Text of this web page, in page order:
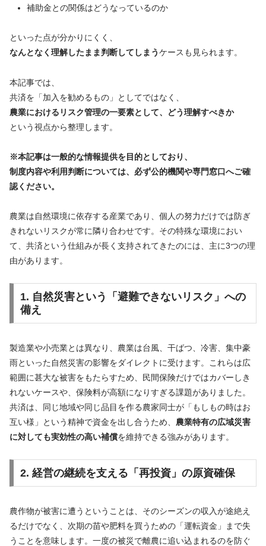
補助金との関係はどうなっているのか
といった点が分かりにくく、
なんとなく理解したまま判断してしまうケースも見られます。
本記事では、
共済を「加入を勧めるもの」としてではなく、
農業におけるリスク管理の一要素として、どう理解すべきか
という視点から整理します。
※本記事は一般的な情報提供を目的としており、
制度内容や利用判断については、必ず公的機関や専門窓口へご確
認ください。
農業は自然環境に依存する産業であり、個人の努力だけでは防ぎ
きれないリスクが常に隣り合わせです。その特殊な環境におい
て、共済という仕組みが長く支持されてきたのには、主に3つの理
由があります。
1. 自然災害という「避難できないリスク」への
備え
製造業や小売業とは異なり、農業は台風、干ばつ、冷害、集中豪
雨といった自然災害の影響をダイレクトに受けます。これらは広
範囲に甚大な被害をもたらすため、民間保険だけではカバーしき
れないケースや、保険料が高額になりすぎる課題がありました。
共済は、同じ地域や同じ品目を作る農家同士が「もしもの時はお
互い様」という精神で資金を出し合うため、 農業特有の広域災害
に対しても実効性の高い補償を維持できる強みがあります。
2. 経営の継続を支える「再投資」の原資確保
農作物が被害に遭うということは、そのシーズンの収入が途絶え
るだけでなく、次期の苗や肥料を買うための「運転資金」まで失
うことを意味します。一度の被災で離農に追い込まれるのを防ぐ